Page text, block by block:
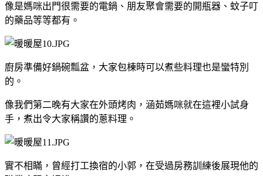
像是媽咪出門很需要的電鍋、朋友聚會需要的開瓶器、蚊子叮
的藥品等等都有。
廚房準備好鍋碗瓢盆，大家包棟時可以煮些料理也是蠻特別
的。
像我們第二晚有大家在外頭烤肉，涵茹媽咪就在這裡小試身
手，煮出令大家稱讚的蔥料理。
實不相瞞，曾經打工換宿的小郭，在受過房務訓練後展現他的